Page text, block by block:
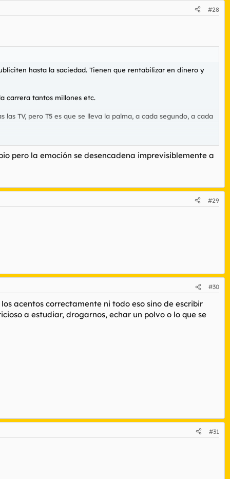
#28
hasta la saciedad. Tienen que rentabilizar en dinero y
carrera tantos millones etc.
TV, pero T5 es que se lleva la palma, a cada segundo, a cada
suyo está poniendo al chaval por las nubesm, cosa que lo
este era el año de F1 y de que estab ahi para luchar por
audiencia y e que asi aumenten sus ingresos por publicidad.
de Ferrari y Shumacher. Ya sabemos quien va a ganar el
pero la emoción se desencadena imprevisiblemente a
#29
#30
acentos correctamente ni todo eso sino de escribir
a estudiar, drogarnos, echar un polvo o lo que se
#31